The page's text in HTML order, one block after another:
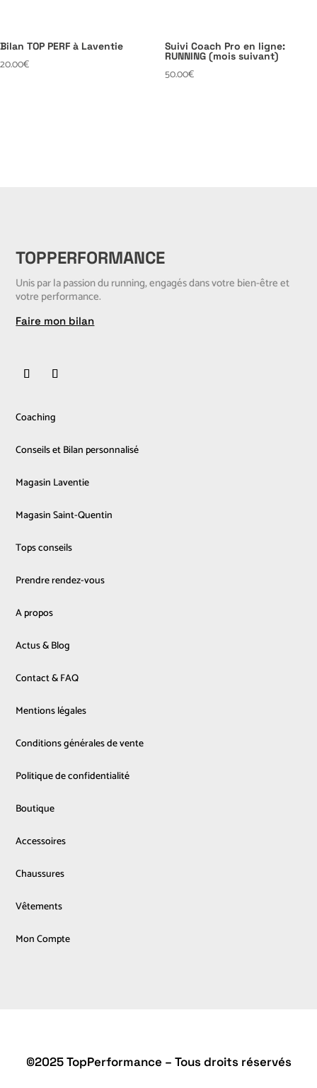
Bilan TOP PERF à Laventie
20.00€
Suivi Coach Pro en ligne:
RUNNING (mois suivant)
50.00€
TOPPERFORMANCE
Unis par la passion du running, engagés dans votre bien-être et
votre performance.
Faire mon bilan
Coaching
Conseils et Bilan personnalisé
Magasin Laventie
Magasin Saint-Quentin
Tops conseils
Prendre rendez-vous
A propos
Actus & Blog
Contact & FAQ
Mentions légales
Conditions générales de vente
Politique de confidentialité
Boutique
Accessoires
Chaussures
Vêtements
Mon Compte
©2025 TopPerformance – Tous droits réservés